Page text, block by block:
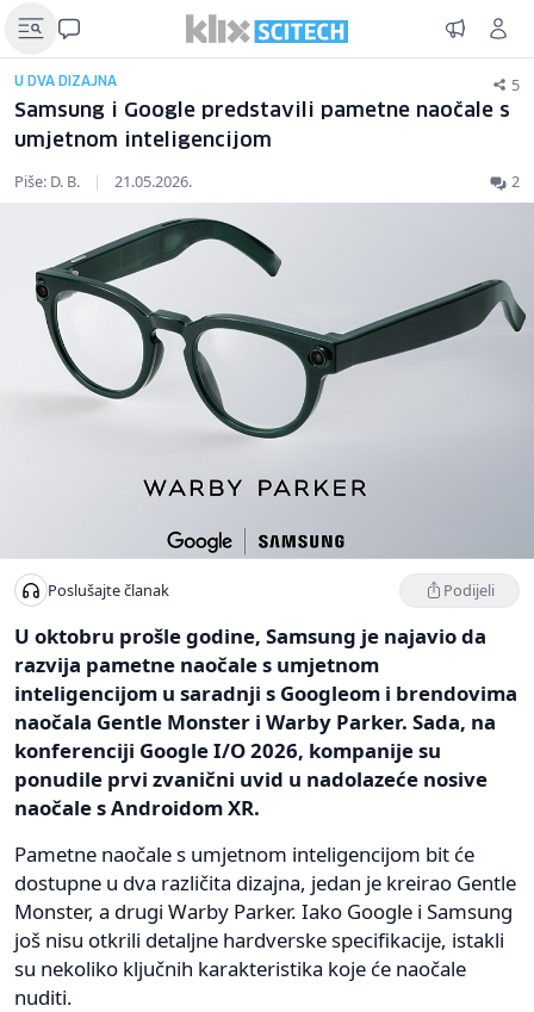
U DVA DIZAJNA 5
Samsung i Google predstavili pametne naočale s
umjetnom inteligencijom
Piše: D. B. | 21.05.2026. 2
Poslušajte članak Podijeli
U oktobru prošle godine, Samsung je najavio da
razvija pametne naočale s umjetnom
inteligencijom u saradnji s Googleom i brendovima
naočala Gentle Monster i Warby Parker. Sada, na
konferenciji Google I/O 2026, kompanije su
ponudile prvi zvanični uvid u nadolazeće nosive
naočale s Androidom XR.
Pametne naočale s umjetnom inteligencijom bit će
dostupne u dva različita dizajna, jedan je kreirao Gentle
Monster, a drugi Warby Parker. Iako Google i Samsung
još nisu otkrili detaljne hardverske specifikacije, istakli
su nekoliko ključnih karakteristika koje će naočale
nuditi.